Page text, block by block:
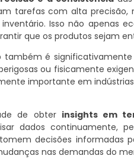
tarefas com alta precisão,
Isso não apenas
que os produtos sejam
é
ou fisicamente
importante em
de obter insights em
dados continuamente,
decisões informadas
nas demandas do